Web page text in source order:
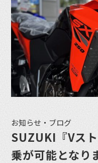
お知らせ・ブログ
SUZUKI『Vス
乗が可能となり